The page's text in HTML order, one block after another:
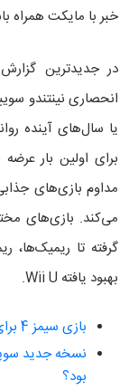
خبر با مایکت همراه
در جدیدترین
انحصاری نینتندو
برای اولین بار
مداوم بازی‌های
گرفته تا ریمیک‌ها،
بهبود یافته Wii U.
بازی سیمز 4 برای نینتندو سوییچ عرضه نخواهد شد
بود؟